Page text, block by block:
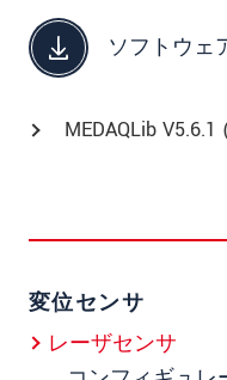
ソフトウェ
MEDAQLib V5.6.1
変位センサ
レーザセンサ